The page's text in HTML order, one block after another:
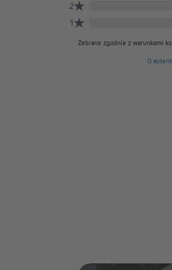
tkanina jest automatycznie
Do dokładniejszego
regularne
stosowanie
Unikaj agresywnych
Stwórz swoją prywatną